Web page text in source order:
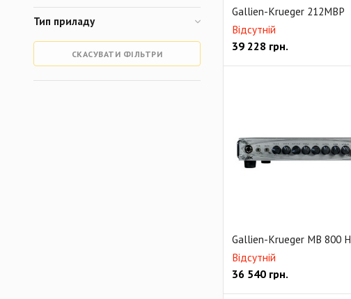
Gallien-Krueger 212MBP
Відсутній
39 228 грн.
Gallien-Krueger MB 800 H
Відсутній
36 540 грн.
Тип приладу
СКАСУВАТИ ФІЛЬТРИ